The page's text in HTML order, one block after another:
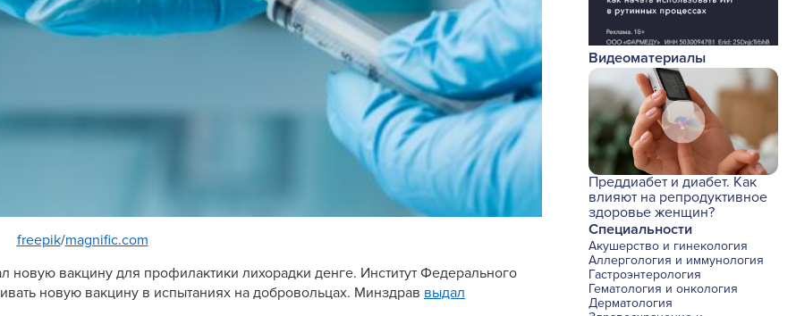
freepik/magnific.com
новую вакцину для профилактики лихорадки денге. Институт Федерального
новую вакцину в испытаниях на добровольцах. Минздрав выдал
Видеоматериалы
Преддиабет и диабет. Как
влияют на репродуктивное
здоровье женщин?
Специальности
Акушерство и гинекология
Аллергология и иммунология
Гастроэнтерология
Гематология и онкология
Дерматология